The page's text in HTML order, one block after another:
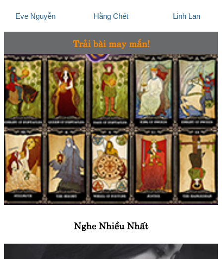
Eve Nguyễn Hằng Chét Linh Lan
Trải bài may mắn!
Nghe Nhiều Nhất